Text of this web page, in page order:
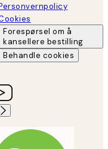
Forespørsel om å
kansellere bestilling
Behandle cookies